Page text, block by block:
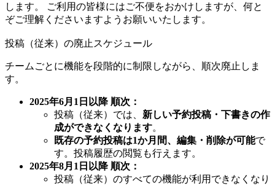
します。 ご利用の皆様にはご不便をおかけしますが、何と
ぞご理解くださいますようお願いいたします。
投稿（従来）の廃止スケジュール
チームごとに機能を段階的に制限しながら、順次廃止しま
す。
2025年6月1日以降 順次：
投稿（従来）では、 新しい予約投稿・下書きの作
成ができなくなります。
既存の予約投稿は1か月間、編集・削除が可能で
す。投稿履歴の閲覧も行えます。
2025年8月1日以降 順次：
投稿（従来）のすべての機能が利用できなくなり